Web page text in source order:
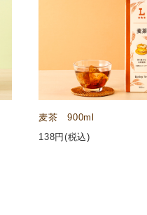
麦茶 900ml
138円(税込)